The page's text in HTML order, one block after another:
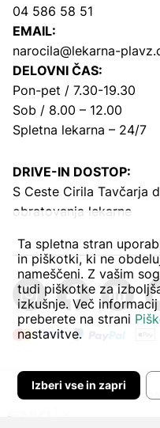
04 586 58 51
EMAIL:
narocila@lekarna-
DELOVNI ČAS:
Pon-pet / 7.30-19.30
Sob / 8.00 – 12.00
Spletna lekarna – 24/7
DRIVE-IN DOSTOP:
S Ceste Cirila Tavčarja
obratovanja lekarne
Avtor:
Ta spletna stran
in piškotki, ki ne
nameščeni. Z vašim
tudi piškotke za
izkušnje. Več
preberete na strani
nastavitve.
Izberi vse in zapri